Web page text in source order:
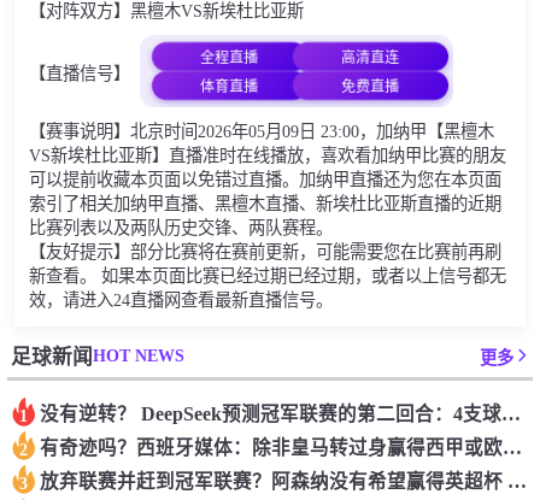
【对阵双方】黑檀木VS新埃杜比亚斯
【直播信号】
全程直播 高清直连
体育直播 免费直播
【赛事说明】北京时间2026年05月09日 23:00，加纳甲【黑檀木
VS新埃杜比亚斯】直播准时在线播放，喜欢看加纳甲比赛的朋友
可以提前收藏本页面以免错过直播。加纳甲直播还为您在本页面
索引了相关加纳甲直播、黑檀木直播、新埃杜比亚斯直播的近期
比赛列表以及两队历史交锋、两队赛程。
【友好提示】部分比赛将在赛前更新，可能需要您在比赛前再刷
新查看。 如果本页面比赛已经过期已经过期，或者以上信号都无
效，请进入24直播网查看最新直播信号。
足球新闻HOT NEWS 更多
1 没有逆转？ DeepSeek预测冠军联赛的第二回合：4支球队在第一回合中获胜 枪手输了
2 有奇迹吗？西班牙媒体：除非皇马转过身赢得西甲或欧洲冠军
3 放弃联赛并赶到冠军联赛？阿森纳没有希望赢得英超杯 赢得欧洲冠军的可能性